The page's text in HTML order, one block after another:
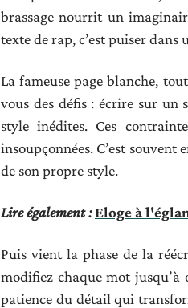
brassage nourrit un
texte de rap, c’est puiser dans
La fameuse page blanche,
vous des défis : écrire sur un
style inédites. Ces
insoupçonnées. C’est
de son propre style.
Lire également :Eloge à
Puis vient la phase de la
modifiez chaque mot jusqu’à
patience du détail qui